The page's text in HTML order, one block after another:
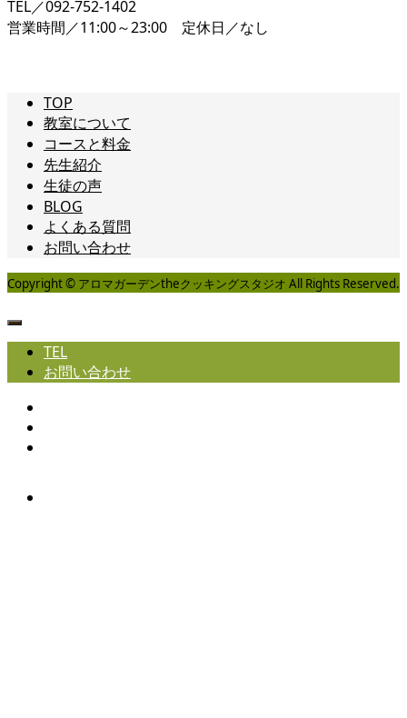
TEL／092-752-1402
営業時間／11:00～23:00 定休日／なし
TOP
教室について
コースと料金
先生紹介
生徒の声
BLOG
よくある質問
お問い合わせ
Copyright © アロマガーデンtheクッキングスタジオ All Rights Reserved.
TEL
お問い合わせ